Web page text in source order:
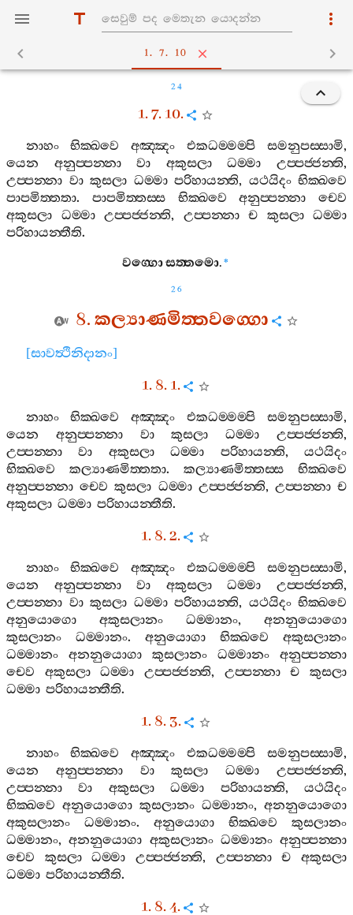
1. 7. 10
24
1. 7. 10.
නාහං භික‍්ඛවෙ අඤ‍්ඤං එකධම‍්මම‍්පි සමනුපස‍්සාමි,
යෙන
අනුප‍්පන‍්නා වා අකුසලා ධම‍්මා උප‍්පජ‍්ජන‍්ති,
උප‍්පන‍්නා වා කුසලා ධම‍්මා පරිහායන‍්ති, යථයිදං භික‍්ඛවෙ
පාපමිත‍්තතා. පාපමිත‍්තස‍්ස භික‍්ඛවෙ අනුප‍්පන‍්නා
චෙව
අකුසලා
ධම‍්මා උප‍්පජ‍්ජන‍්ති, උප‍්පන‍්නා ච කුසලා
ධම‍්මා
පරිහායන‍්තීති.
වග‍්ගොසත‍්තමො.*
26
8.කල්‍යාණමිත‍්තවග‍්ගො
[සාවත්‍ථිනිදානං]
1. 8. 1.
නාහං භික‍්ඛවෙ අඤ‍්ඤං එකධම‍්මම‍්පි සමනුපස‍්සාමි,
යෙන
අනුප‍්පන‍්නා වා කුසලා ධම‍්මා උප‍්පජ‍්ජන‍්ති,
උප‍්පන‍්නා
වා අකුසලා ධම‍්මා පරිහායන‍්ති,යථයිදං
භික‍්ඛවෙ
කල්‍යාණමිත‍්තතා. කල්‍යාණමිත‍්තස‍්ස
භික‍්ඛවෙ
අනුප‍්පන‍්නා චෙව කුසලා ධම‍්මා උප‍්පජ‍්ජන‍්ති, උප‍්පන‍්නා ච
අකුසලා ධම‍්මා පරිහායන‍්තීති.
1. 8. 2.
නාහං භික‍්ඛවෙ අඤ‍්ඤං එකධම‍්මම‍්පි සමනුපස‍්සාමි,
යෙන
අනුප‍්පන‍්නා වා අකුසලා ධම‍්මා උප‍්පජ‍්ජන‍්ති,
උප‍්පන‍්නා වා කුසලා ධම‍්මා පරිහායන‍්ති, යථයිදං භික‍්ඛවෙ
අනුයොගො
අකුසලානං ධම‍්මානං, අනනුයොගො
කුසලානං
ධම‍්මානං. අනුයොගා භික‍්ඛවෙ
අකුසලානං
ධම‍්මානං
අනනුයොගා කුසලානං ධම‍්මානං
අනුප‍්පන‍්නා
චෙව
අකුසලා ධම‍්මා උප‍්පජ‍්ජන‍්ති, උප‍්පන‍්නා ච
කුසලා
ධම‍්මා පරිහායන‍්තීති.
1. 8. 3.
නාහං භික‍්ඛවෙ අඤ‍්ඤං එකධම‍්මම‍්පි සමනුපස‍්සාමි,
යෙන
අනුප‍්පන‍්නා වා කුසලා ධම‍්මා උප‍්පජ‍්ජන‍්ති,
උප‍්පන‍්නා
වා අකුසලා ධම‍්මා පරිහායන‍්ති,යථයිදං
භික‍්ඛවෙ අනුයොගො කුසලානං ධම‍්මානං, අනනුයොගො
අකුසලානං
ධම‍්මානං. අනුයොගා භික‍්ඛවෙ
කුසලානං
ධම‍්මානං,අනනුයොගා අකුසලානං ධම‍්මානං අනුප‍්පන‍්නා
චෙව
කුසලා ධම‍්මා උප‍්පජ‍්ජන‍්ති, උප‍්පන‍්නා ච
අකුසලා
ධම‍්මා පරිහායන‍්තීති.
1. 8. 4.